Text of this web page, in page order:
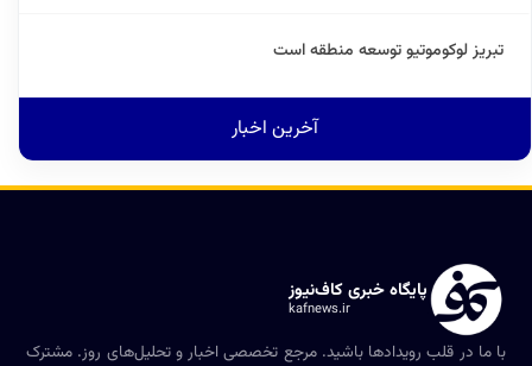
تبریز لوکوموتیو توسعه منطقه است
آخرین اخبار
پایگاه خبری کاف‌نیوز
kafnews.ir
با ما در قلب رویدادها باشید. مرجع تخصصی اخبار و تحلیل‌های روز. مشترک